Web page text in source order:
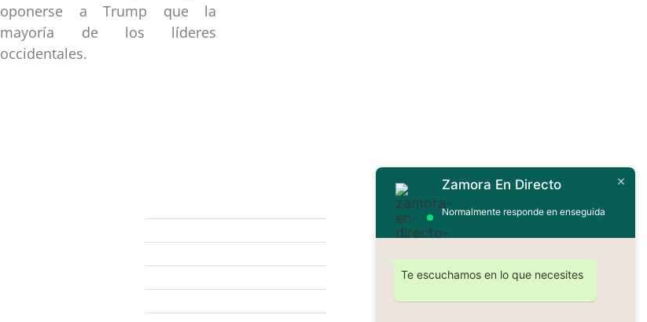
oponerse a Trump que la
mayoría de los líderes
occidentales.
Webmail
Zamora
Yantzaza
Centinela del Cóndor
El Pangui
Contáctanos
Zamora En Directo
Normalmente responde en enseguida
Te escuchamos en lo que necesites